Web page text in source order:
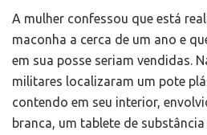
A mulher confessou que está
maconha a cerca de um ano e
em sua posse seriam vendidas.
militares localizaram um pote
contendo em seu interior,
branca, um tablete de